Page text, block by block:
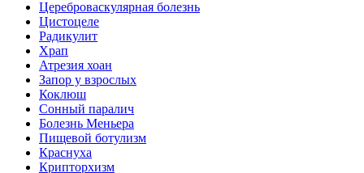
Цереброваскулярная болезнь
Цистоцеле
Радикулит
Храп
Атрезия хоан
Запор у взрослых
Коклюш
Сонный паралич
Болезнь Меньера
Пищевой ботулизм
Краснуха
Крипторхизм